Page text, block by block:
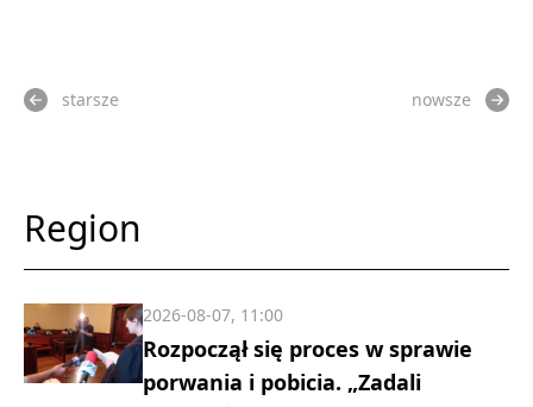
starsze nowsze
Region
Rozpoczął się proces w sprawie
porwania i pobicia. „Zadali
2026-08-07, 11:00